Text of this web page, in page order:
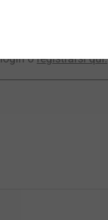
oregistrarsi qui.